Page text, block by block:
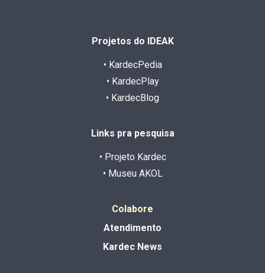
Projetos do IDEAK
• KardecPedia
• KardecPlay
• KardecBlog
Links pra pesquisa
• Projeto Kardec
• Museu AKOL
Colabore
Atendimento
Kardec News